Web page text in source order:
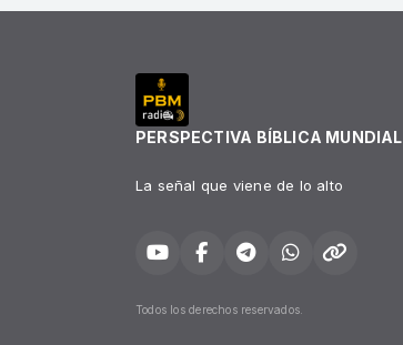
PERSPECTIVA BÍBLICA MUNDIAL
La señal que viene de lo alto
Todos los derechos reservados.